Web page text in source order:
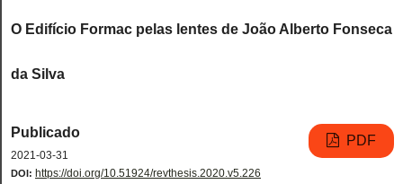
O Edifício Formac pelas lentes de João Alberto Fonseca
da Silva
Publicado
2021-03-31
PDF
DOI: https://doi.org/10.51924/revthesis.2020.v5.226